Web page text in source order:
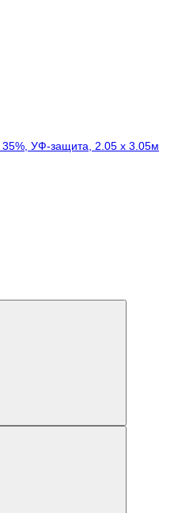
УФ-защита, 2.05 х 3.05м